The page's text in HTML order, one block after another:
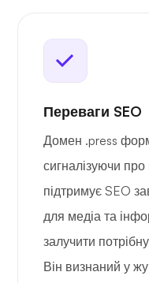
Переваги SEO
Домен .press
сигналізуючи
підтримує SEO
для медіа та
залучити
Він визнаний у